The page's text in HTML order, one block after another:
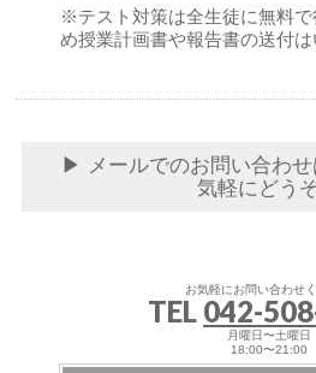
※テスト対策は全生徒に無料
め授業計画書や報告書の送付は
▶︎ メールでのお問い合わ
気軽にどう
お気軽にお問い合わせ
TEL 042-
月曜日〜土曜日
18:00〜21:00